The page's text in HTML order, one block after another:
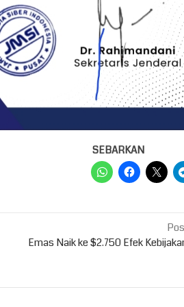
SEBARKAN
Emas Naik ke $2.750 Efek